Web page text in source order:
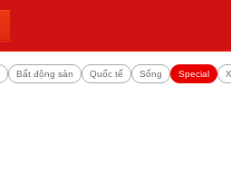
Bất động sản Quốc tế Sống Special